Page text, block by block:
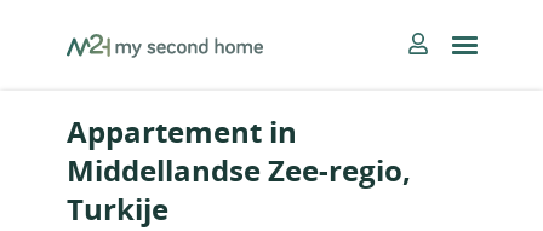
MySecondHome
Appartement in
Middellandse Zee-regio,
Turkije